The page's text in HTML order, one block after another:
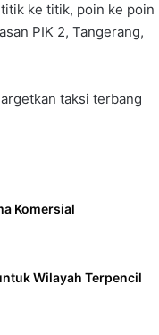
ke titik, poin ke poin
PIK 2, Tangerang,
taksi terbang
Komersial
Wilayah Terpencil